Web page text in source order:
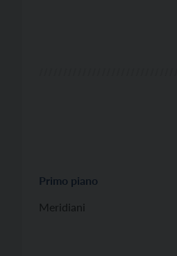
Primo piano
Meridiani